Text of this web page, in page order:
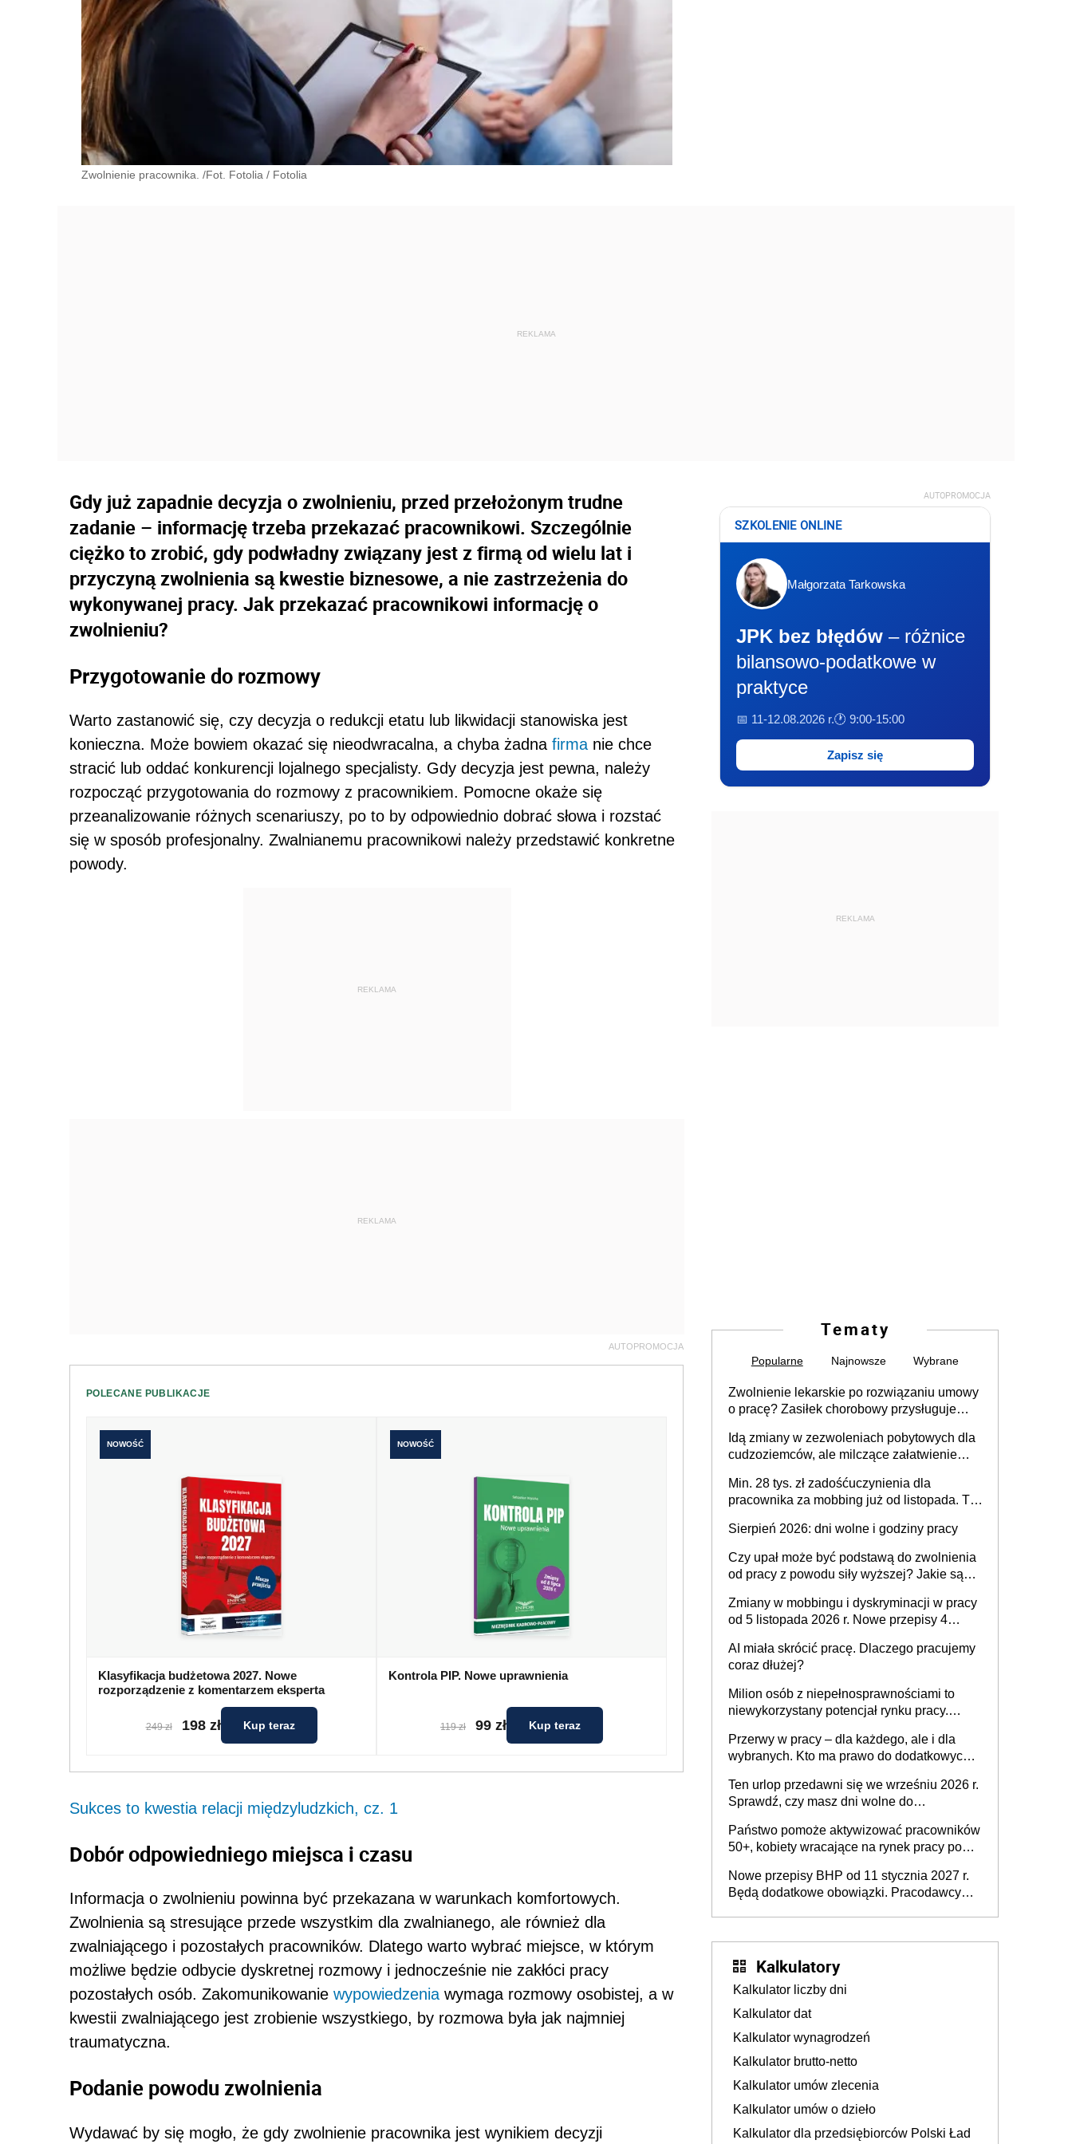
Zwolnienie pracownika. /Fot. Fotolia / Fotolia
Gdy już zapadnie decyzja o zwolnieniu, przed przełożonym trudne
zadanie – informację trzeba przekazać pracownikowi. Szczególnie
ciężko to zrobić, gdy podwładny związany jest z firmą od wielu lat i
przyczyną zwolnienia są kwestie biznesowe, a nie zastrzeżenia do
wykonywanej pracy. Jak przekazać pracownikowi informację o
zwolnieniu?
Przygotowanie do rozmowy
Warto zastanowić się, czy decyzja o redukcji etatu lub likwidacji stanowiska jest
konieczna. Może bowiem okazać się nieodwracalna, a chyba żadna firma nie chce
stracić lub oddać konkurencji lojalnego specjalisty. Gdy decyzja jest pewna, należy
rozpocząć przygotowania do rozmowy z pracownikiem. Pomocne okaże się
przeanalizowanie różnych scenariuszy, po to by odpowiednio dobrać słowa i rozstać
się w sposób profesjonalny. Zwalnianemu pracownikowi należy przedstawić konkretne
powody.
REKLAMA
REKLAMA
AUTOPROMOCJA
POLECANE PUBLIKACJE
NOWOŚĆ
Klasyfikacja budżetowa 2027. Nowe
rozporządzenie z komentarzem eksperta
249 zł 198 zł Kup teraz
NOWOŚĆ
Kontrola PIP. Nowe uprawnienia
119 zł 99 zł Kup teraz
Sukces to kwestia relacji międzyludzkich, cz. 1
Dobór odpowiedniego miejsca i czasu
Informacja o zwolnieniu powinna być przekazana w warunkach komfortowych.
Zwolnienia są stresujące przede wszystkim dla zwalnianego, ale również dla
zwalniającego i pozostałych pracowników. Dlatego warto wybrać miejsce, w którym
możliwe będzie odbycie dyskretnej rozmowy i jednocześnie nie zakłóci pracy
pozostałych osób. Zakomunikowanie wypowiedzeniawymaga rozmowy osobistej, a w
kwestii zwalniającego jest zrobienie wszystkiego, by rozmowa była jak najmniej
traumatyczna.
Podanie powodu zwolnienia
Wydawać by się mogło, że gdy zwolnienie pracownika jest wynikiem decyzji
AUTOPROMOCJA
SZKOLENIE ONLINE
Małgorzata Tarkowska
JPK bez błędów – różnice
bilansowo-podatkowe w
praktyce
📅 11-12.08.2026 r.🕐 9:00-15:00
Zapisz się
REKLAMA
Tematy
Popularne Najnowsze Wybrane
Zwolnienie lekarskie po rozwiązaniu umowy
o pracę? Zasiłek chorobowy przysługuje
dni od ustania stosunku pracy
Idą zmiany w zezwoleniach pobytowych dla
cudzoziemców, ale milczące załatwienie
Min. 28 tys. zł zadośćuczynienia dla
pracownika za mobbing już od listopada. To
zespołu
Sierpień 2026: dni wolne i godziny pracy
Czy upał może być podstawą do zwolnienia
od pracy z powodu siły wyższej? Jakie są
Zmiany w mobbingu i dyskryminacji w pracy
od 5 listopada 2026 r. Nowe przepisy 4
Ustaw
AI miała skrócić pracę. Dlaczego pracujemy
coraz dłużej?
Milion osób z niepełnosprawnościami to
niewykorzystany potencjał rynku pracy.
dofinansowań czy refundacji, ale bariery po
stronie systemu i świadomości
pracodawców [WYWIAD]
Przerwy w pracy – dla każdego, ale i dla
wybranych. Kto ma prawo do dodatkowych
Ten urlop przedawni się we wrześniu 2026 r.
Sprawdź, czy masz dni wolne do
Państwo pomoże aktywizować pracowników
50+, kobiety wracające na rynek pracy po
osoby neuroatypowe. Powstanie Fundusz
na rzecz Inkluzywności w Zatrudnianiu?
Nowe przepisy BHP od 11 stycznia 2027 r.
Będą dodatkowe obowiązki. Pracodawcy
Kalkulatory
Kalkulator liczby dni
Kalkulator dat
Kalkulator wynagrodzeń
Kalkulator brutto-netto
Kalkulator umów zlecenia
Kalkulator umów o dzieło
Kalkulator dla przedsiębiorców Polski Ład